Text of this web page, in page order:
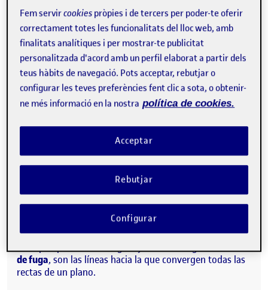
en 3 casos distintos: en primer lugar un espacio interior,
en segundo lugar un espacio artístico y en tercer lugar
un espacio exterior sobre una superficie transparente.
Tal y como la conocemos, la perspectiva es el arte de
dibujar volúmenes en un plano para recrear la
profundidad y la posición de los objetos. Por otro lado,
también es la ilusión visual percibida por la persona que
observa, que ayuda a determinar la profundidad y la
La perspectiva es una manera de ver con claridad. Según
una frase de Leonardo Da Vinci la perspectiva es
Existen tres puntos básicos para representar la
perspectiva. En primer lugar la
donde se ubica nuestro punto de fuga; en segundo
lugar elpunto de fugaque es el punto donde las líneas
de fuga, son las líneas hacia la que convergen todas las
rectas de un plano.
Fem servircookies pròpies i de tercers per poder-te oferir
correctament totes les funcionalitats del lloc web, amb
finalitats analítiques i per mostrar-te publicitat
personalitzada d'acord amb un perfil elaborat a partir dels
teus hàbits de navegació. Pots acceptar, rebutjar o
configurar les teves preferències fent clic a sota, o obtenir-
ne més informació en la nostra política de cookies.
Rebutjar
Acceptar
Configurar